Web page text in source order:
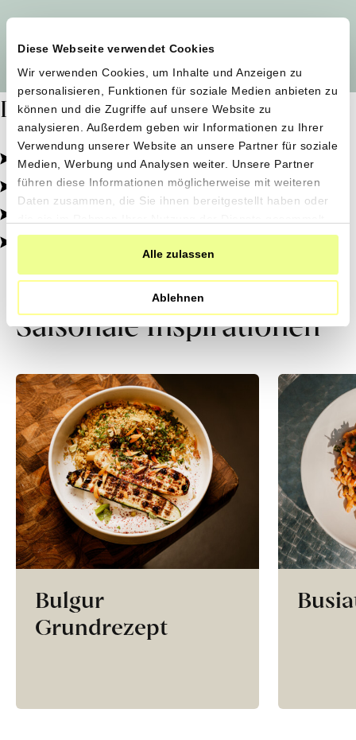
Diese Webseite verwendet Cookies
Wir verwenden Cookies, um Inhalte und Anzeigen zu
personalisieren, Funktionen für soziale Medien anbieten zu
können und die Zugriffe auf unsere Website zu
analysieren. Außerdem geben wir Informationen zu Ihrer
Verwendung unserer Website an unsere Partner für soziale
Medien, Werbung und Analysen weiter. Unsere Partner
führen diese Informationen möglicherweise mit weiteren
Daten zusammen, die Sie ihnen bereitgestellt haben oder
haben.
Alle zulassen
Ablehnen
Dafür stehen wir
Pestizidfrei angebaut, schonend verarbeitet.
Natürliche Zutaten, echter Geschmack.
Von kleinen Höfen, direkt zu dir.
100% transparent, 0% Zusatzstoffe.
Saisonale Inspirationen
Bulgur
Grundrezept